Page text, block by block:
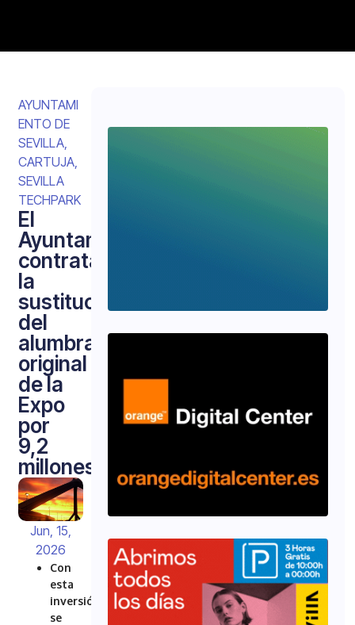
AYUNTAMI
ENTO DE
SEVILLA,
CARTUJA,
SEVILLA
TECHPARK
El
Ayuntamiento
contrata
la
sustitución
del
alumbrado
original
de la
Expo
por
9,2
millones
Jun, 15,
2026
Con
esta
inversión
se